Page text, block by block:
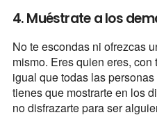
4. Muéstrate a los
No te escondas ni ofrezcas
mismo. Eres quien eres,
igual que todas las
tienes que mostrarte en los
no disfrazarte para ser